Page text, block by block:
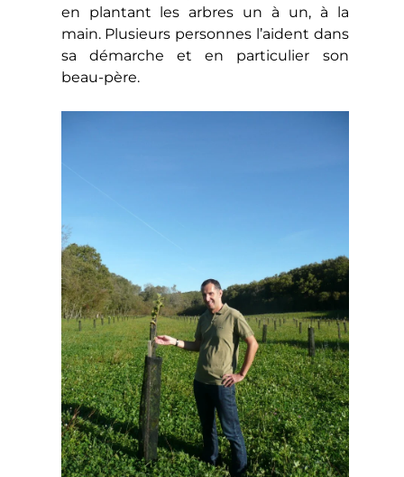
en plantant les arbres un à un, à la
main. Plusieurs personnes l’aident dans
sa démarche et en particulier son
beau-père.